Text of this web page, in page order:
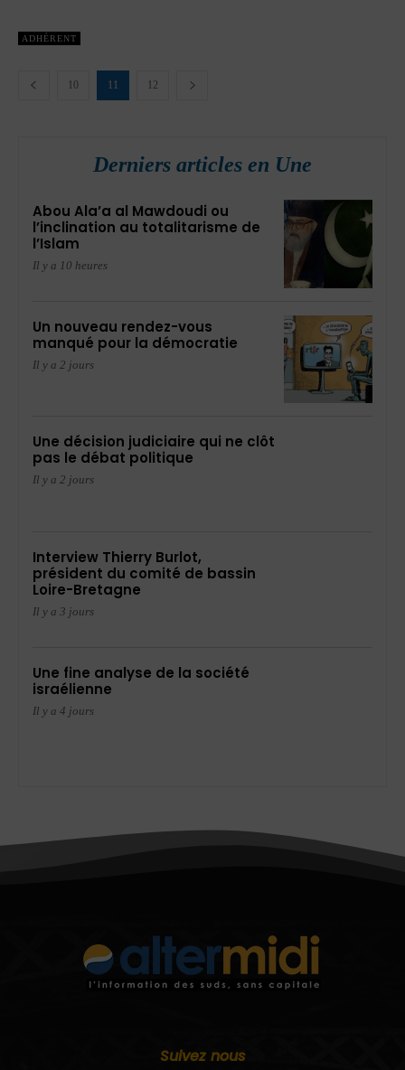
ADHÉRENT
10 11 12
Derniers articles en Une
Abou Ala’a al Mawdoudi ou
l’inclination au totalitarisme de
l’Islam
Il y a 10 heures
Un nouveau rendez-vous
manqué pour la démocratie
Il y a 2 jours
Une décision judiciaire qui ne clôt
pas le débat politique
Il y a 2 jours
Interview Thierry Burlot,
président du comité de bassin
Loire-Bretagne
Il y a 3 jours
Une fine analyse de la société
israélienne
Il y a 4 jours
Suivez nous